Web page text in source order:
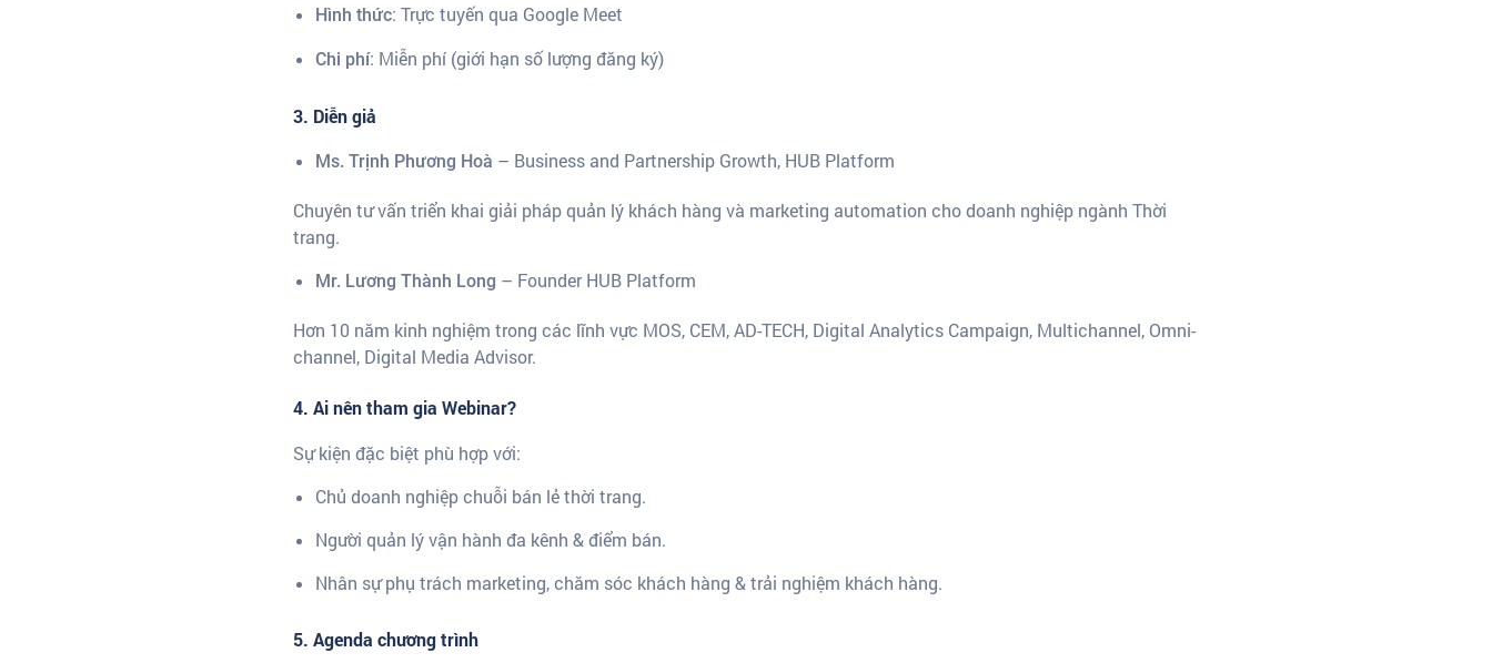
Hình thức: Trực tuyến qua Google Meet
Chi phí: Miễn phí (giới hạn số lượng đăng ký)
3. Diễn giả
Ms. Trịnh Phương Hoà – Business and Partnership Growth, HUB Platform
Chuyên tư vấn triển khai giải pháp quản lý khách hàng và marketing automation cho doanh nghiệp ngành Thời
trang.
Mr. Lương Thành Long – Founder HUB Platform
Hơn 10 năm kinh nghiệm trong các lĩnh vực MOS, CEM, AD-TECH, Digital Analytics Campaign, Multichannel, Omni-
channel, Digital Media Advisor.
4. Ai nên tham gia Webinar?
Sự kiện đặc biệt phù hợp với:
Chủ doanh nghiệp chuỗi bán lẻ thời trang.
Người quản lý vận hành đa kênh & điểm bán.
Nhân sự phụ trách marketing, chăm sóc khách hàng & trải nghiệm khách hàng.
5. Agenda chương trình